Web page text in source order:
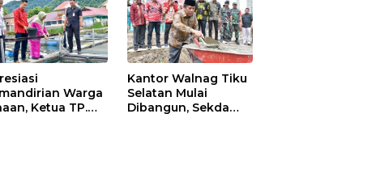
Warga
Ketua TP.
Kantor Walnag Tiku
Selatan Mulai
Dibangun, Sekda